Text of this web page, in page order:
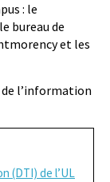
: le
bureau de
et les
l’information
(DTI) de l’UL